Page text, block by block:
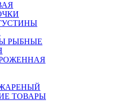
РЫБНЫЕ
ТОВАРЫ